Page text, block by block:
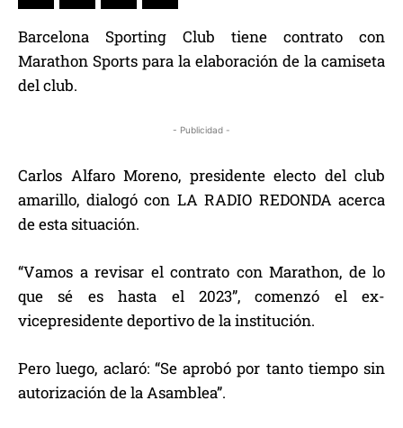
Barcelona Sporting Club tiene contrato con
Marathon Sports para la elaboración de la camiseta
del club.
- Publicidad -
Carlos Alfaro Moreno, presidente electo del club
amarillo, dialogó con LA RADIO REDONDA acerca
de esta situación.
“Vamos a revisar el contrato con Marathon, de lo
que sé es hasta el 2023”, comenzó el ex-
vicepresidente deportivo de la institución.
Pero luego, aclaró: “Se aprobó por tanto tiempo sin
autorización de la Asamblea”.